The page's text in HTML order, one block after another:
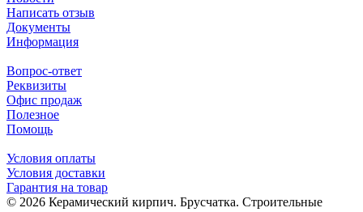
Написать отзыв
Документы
Информация
Вопрос-ответ
Реквизиты
Офис продаж
Полезное
Помощь
Условия оплаты
Условия доставки
Гарантия на товар
© 2026 Керамический кирпич. Брусчатка. Строительные